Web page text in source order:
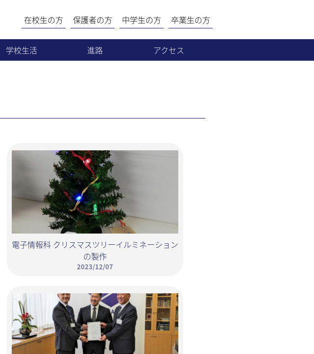
在校生の方 保護者の方 中学生の方 卒業生の方
学校生活
行事予定
もっと見る……
進路 アクセス
電子情報科 クリスマスツリーイルミネーション
の製作
2023/12/07